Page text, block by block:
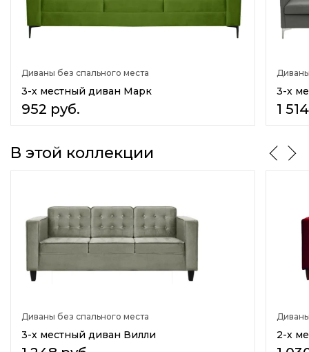
Нет
Емкость для постельных принадлежностей
Наполнитель
Эластичный пенополиуретан
Материал обивки
Комбинация тканей
Боковины
Несъемные боковины
Материал каркаса
ДСП
Количество спальных мест
Диваны без спального места
3-х местный диван Марк
952 руб.
3-х
1 514
В этой коллекции
Диваны без спального места
3-х местный диван Вилли 2-х